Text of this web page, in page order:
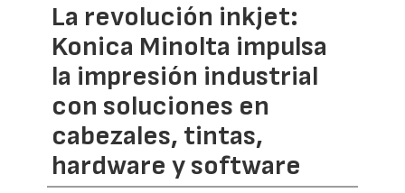
La revolución inkjet:
Konica Minolta impulsa
la impresión industrial
con soluciones en
cabezales, tintas,
hardware y software